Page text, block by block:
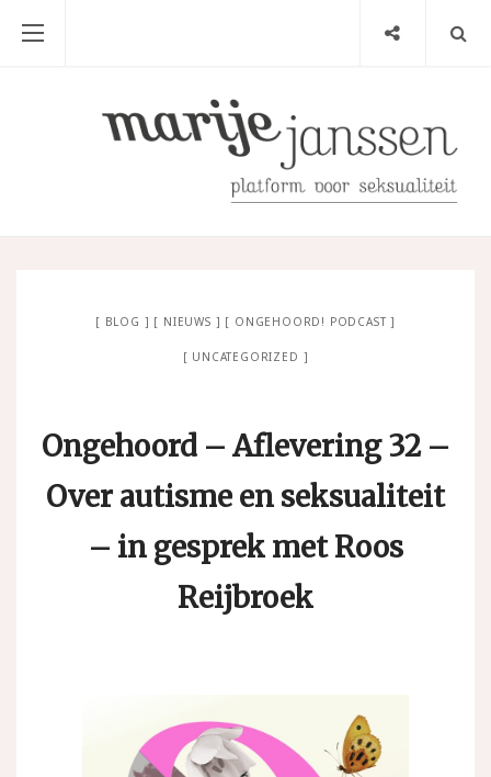
BLOG NIEUWS ONGEHOORD! PODCAST
UNCATEGORIZED
Ongehoord – Aflevering 32 –
Over autisme en seksualiteit
– in gesprek met Roos
Reijbroek